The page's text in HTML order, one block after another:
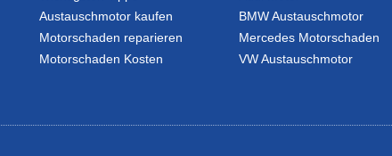
Austauschmotor kaufen
Motorschaden reparieren
Motorschaden Kosten
BMW Austauschmotor
Mercedes Motorschaden
VW Austauschmotor